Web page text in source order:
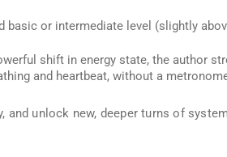
basic or intermediate level (slightly
shift in energy state, the author
and heartbeat, without a
unlock new, deeper turns of